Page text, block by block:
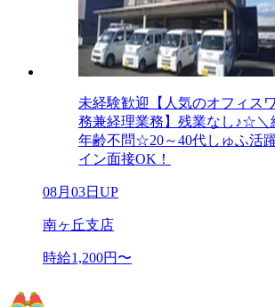
未経験歓迎【人気のオフィス
務兼経理業務】残業なし♪☆＼
年齢不問☆20～40代しゅふ活
イン面接OK！
08月03日UP
南ヶ丘支店
時給1,200円〜